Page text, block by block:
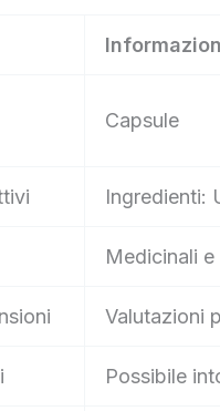
Capsule
Ingredienti:
Medicinali
Valutazioni
Possibile